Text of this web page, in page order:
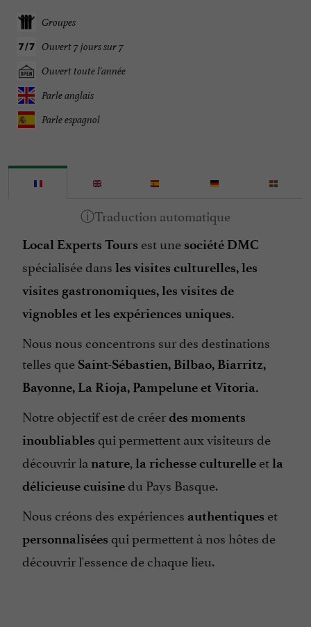
Groupes
Ouvert 7 jours sur 7
Ouvert toute l'année
Parle anglais
Parle espagnol
Local Experts Tours est une société DMC
spécialisée dans les visites culturelles, les
visites gastronomiques, les visites de
vignobles et les expériences uniques.
Nous nous concentrons sur des destinations
telles que Saint-Sébastien, Bilbao, Biarritz,
Bayonne, La Rioja, Pampelune et Vitoria.
Notre objectif est de créerdes moments
inoubliables qui permettent aux visiteurs de
découvrir la nature, la richesseculturelle etla
délicieuse cuisinedu Pays Basque.
Nous créons des expériences authentiques et
personnalisées qui permettent à nos hôtes de
découvrir l'essence de chaque lieu.